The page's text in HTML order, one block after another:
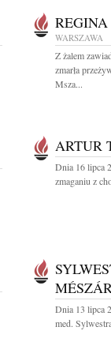
WARSZAWA
Z żalem
zmarła
Msza...
ARTUR
Dnia 16 lipca
zmaganiu z
Dnia 13 lipca
med.